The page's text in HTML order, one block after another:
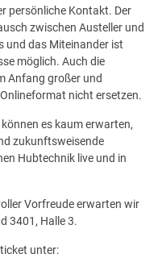
persönliche Kontakt. Der
zwischen Austeller und
und das Miteinander ist
möglich. Auch die
Anfang großer und
nicht ersetzen.
es kaum erwarten,
zukunftsweisende
Hubtechnik live und in
Vorfreude erwarten wir
3401, Halle 3.
unter: